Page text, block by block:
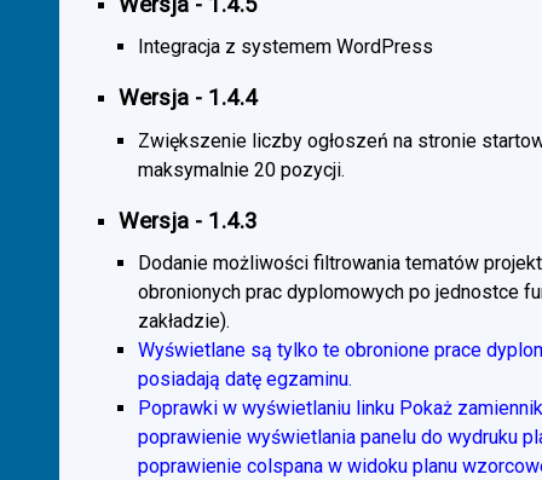
Integracja z systemem WordPress
Wersja - 1.4.4
Zwiększenie liczby ogłoszeń na stronie
maksymalnie 20 pozycji.
Wersja - 1.4.3
Dodanie możliwości filtrowania tematów
obronionych prac dyplomowych po jednostce
zakładzie).
Wyświetlane są tylko te obronione prace
posiadają datę egzaminu.
Poprawki w wyświetlaniu linku Pokaż
poprawienie wyświetlania panelu do wydruku
poprawienie colspana w widoku planu